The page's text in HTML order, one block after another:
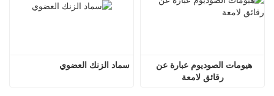
سماد الزنك العضوي
رقائق لامعة